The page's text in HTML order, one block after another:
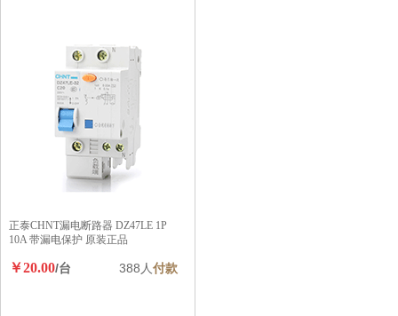
正泰CHNT漏电断路器 DZ47LE 1P
10A 带漏电保护 原装正品
￥20.00/台 388人付款